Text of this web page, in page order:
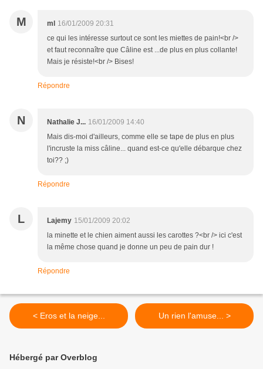
M ml
16/01/2009 20:31
ce qui les intéresse surtout ce sont les miettes de pain!<br />
et faut reconnaître que Câline est ...de plus en plus collante!
Mais je résiste!<br /> Bises!
Répondre
N Nathalie J... 16/01/2009 14:40
Mais dis-moi d'ailleurs, comme elle se tape de plus en plus
l'incruste la miss câline... quand est-ce qu'elle débarque chez
toi?? ;)
Répondre
L Lajemy 15/01/2009 20:02
la minette et le chien aiment aussi les carottes ?<br /> ici c'est
la même chose quand je donne un peu de pain dur !
Répondre
< Eros et la neige... Un rien l'amuse... >
Hébergé par Overblog